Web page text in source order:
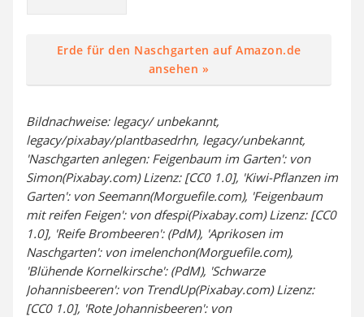
Erde für den Naschgarten auf Amazon.de
ansehen »
Bildnachweise: legacy/ unbekannt,
legacy/pixabay/plantbasedrhn, legacy/unbekannt,
'Naschgarten anlegen: Feigenbaum im Garten': von
Simon(Pixabay.com) Lizenz: [CC0 1.0], 'Kiwi-Pflanzen im
Garten': von Seemann(Morguefile.com), 'Feigenbaum
mit reifen Feigen': von dfespi(Pixabay.com) Lizenz: [CC0
1.0], 'Reife Brombeeren': (PdM), 'Aprikosen im
Naschgarten': von imelenchon(Morguefile.com),
'Blühende Kornelkirsche': (PdM), 'Schwarze
Johannisbeeren': von TrendUp(Pixabay.com) Lizenz:
[CC0 1.0], 'Rote Johannisbeeren': von